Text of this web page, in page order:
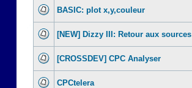
BASIC: plot x,y,couleur
[NEW] Dizzy III: Retour aux sources
[CROSSDEV] CPC Analyser
CPCtelera